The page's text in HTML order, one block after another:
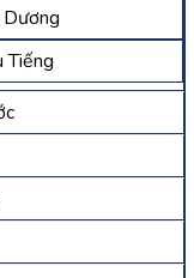
Dương
Tiếng